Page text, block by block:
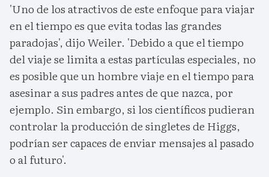
'Uno de los atractivos de este enfoque para viajar
en el tiempo es que evita todas las grandes
paradojas', dijo Weiler. 'Debido a que el tiempo
del viaje se limita a estas partículas especiales, no
es posible que un hombre viaje en el tiempo para
asesinar a sus padres antes de que nazca, por
ejemplo. Sin embargo, si los científicos pudieran
controlar la producción de singletes de Higgs,
podrían ser capaces de enviar mensajes al pasado
o al futuro'.